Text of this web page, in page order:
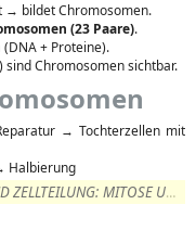
→ bildet Chromosomen.
(23 Paare).
(DNA + Proteine).
Chromosomen sichtbar.
→ Tochterzellen mit
Halbierung
MITOSE UND